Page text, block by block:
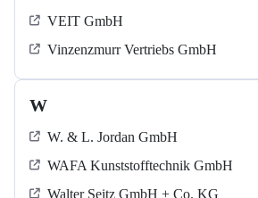
VEIT GmbH
Vinzenzmurr Vertriebs GmbH
W
W. & L. Jordan GmbH
WAFA Kunststofftechnik GmbH
Walter Seitz GmbH + Co. KG